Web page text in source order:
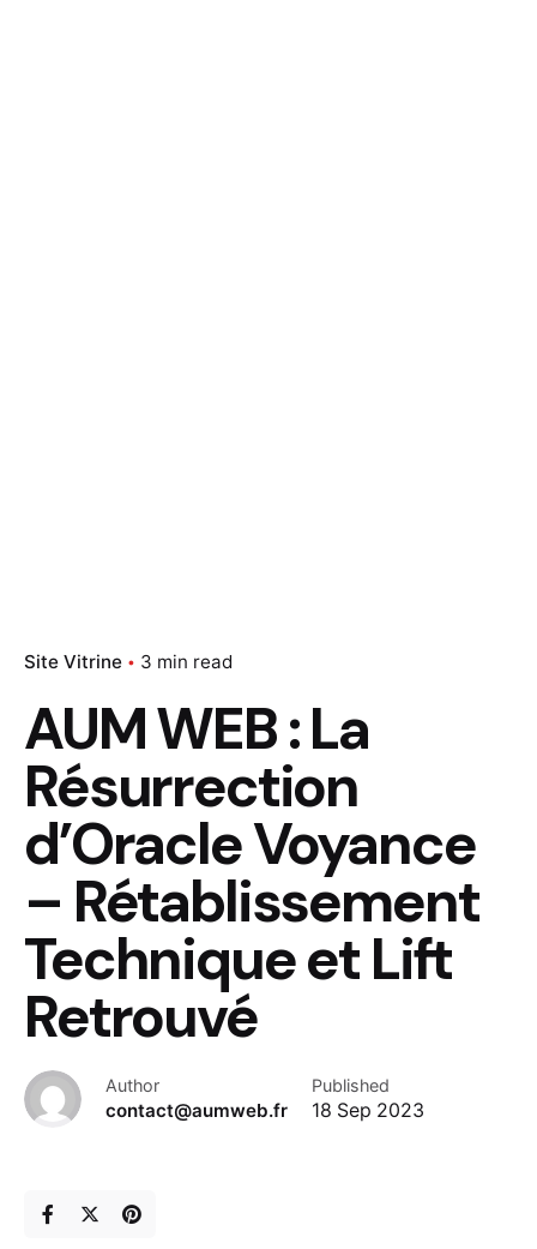
Site Vitrine 3 min read
AUM WEB : La
Résurrection
d’Oracle Voyance
– Rétablissement
Technique et Lift
Retrouvé
Author
contact@aumweb.fr
Published
18 Sep 2023